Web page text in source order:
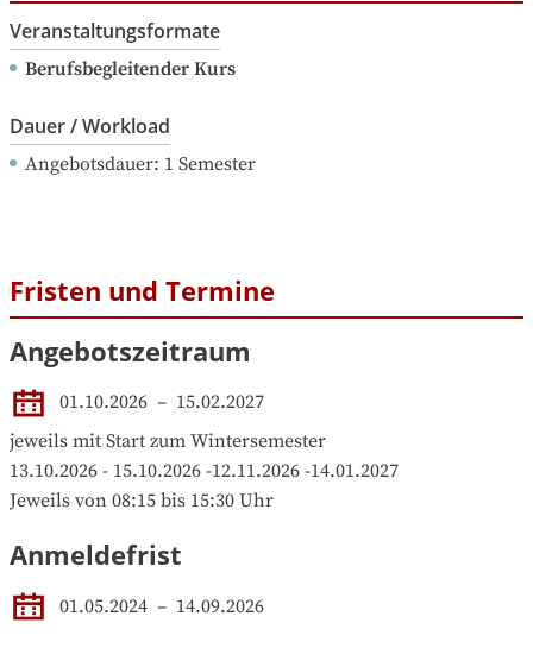
Veranstaltungsformate
Berufsbegleitender Kurs
Dauer / Workload
Angebotsdauer: 1 Semester
Fristen und Termine
Angebotszeitraum
01.10.2026 – 15.02.2027
jeweils mit Start zum Wintersemester
13.10.2026 - 15.10.2026 -12.11.2026 -14.01.2027
Jeweils von 08:15 bis 15:30 Uhr
Anmeldefrist
01.05.2024 – 14.09.2026